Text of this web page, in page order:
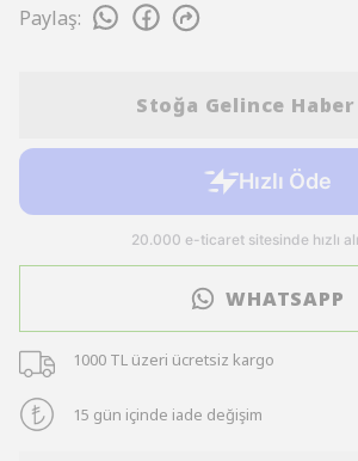
Paylaş:
Stoğa Gelince
WHATSAPP
1000 TL üzeri ücretsiz kargo
15 gün içinde iade değişim